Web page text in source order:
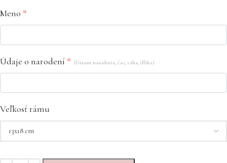
Meno *
Údaje o narodení * (Dátum narodenia, čas, váha, dĺžka)
Veľkosť rámu